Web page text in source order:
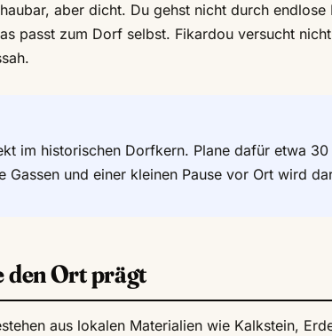
aber dicht. Du gehst nicht durch endlose
passt zum Dorf selbst. Fikardou versucht
im historischen Dorfkern. Plane dafür etwa
Gassen und einer kleinen Pause vor Ort wird
Ort prägt
aus lokalen Materialien wie Kalkstein,